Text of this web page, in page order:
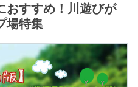
おすすめ！川遊びが
場特集